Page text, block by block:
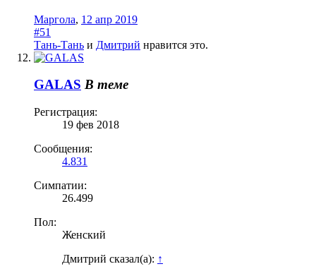
Маргола, 12 апр 2019
#51
Тань-Тань и Дмитрий нравится это.
GALAS В теме
Регистрация:
19 фев 2018
Сообщения:
4.831
Симпатии:
26.499
Пол:
Женский
Дмитрий сказал(а): ↑